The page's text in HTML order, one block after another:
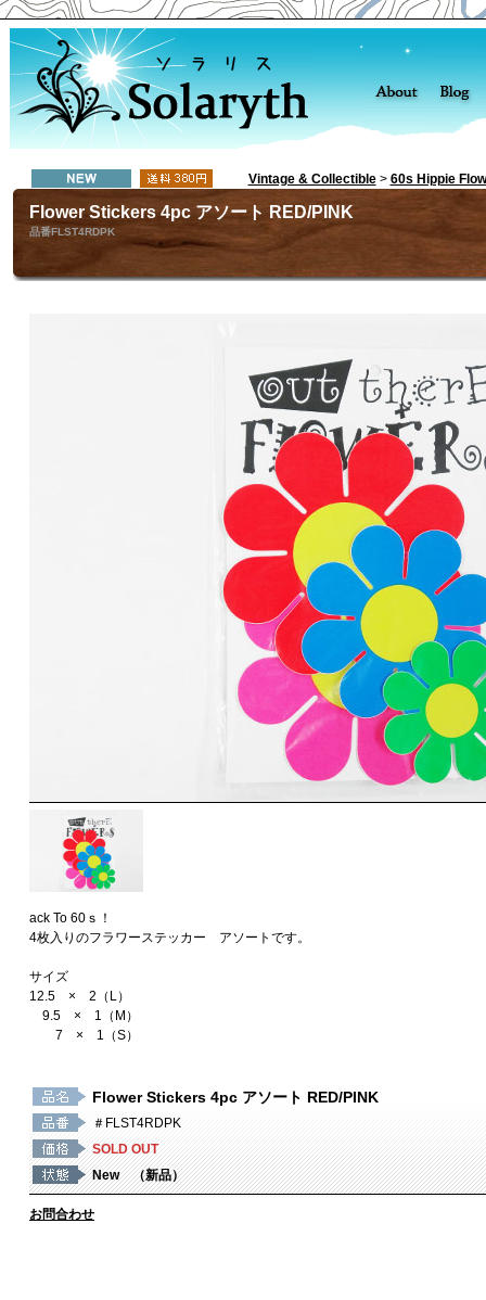
Vintage & Collectible> 60s Hippie
Flower Stickers 4pc アソート RED/PINK
品番FLST4RDPK
ack To 60ｓ！
4枚入りのフラワーステッカー アソートです。
サイズ
12.5 × 2（L）
9.5 × 1（M）
7 × 1（S）
Flower Stickers 4pc アソート RED/PINK
＃FLST4RDPK
SOLD OUT
New （新品）
お問合わせ